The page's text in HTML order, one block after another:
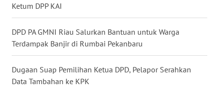
Ketum DPP KAI
DPD PA GMNI Riau Salurkan Bantuan untuk Warga
Terdampak Banjir di Rumbai Pekanbaru
Dugaan Suap Pemilihan Ketua DPD, Pelapor Serahkan
Data Tambahan ke KPK
WN
SUMSEL
WN
BENGKULU
WN